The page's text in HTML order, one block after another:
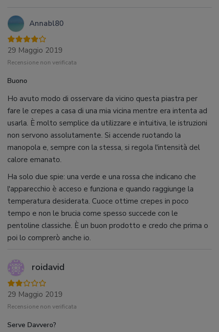
Annabl80
29 Maggio 2019
Recensione non verificata
Buono
Ho avuto modo di osservare da vicino questa piastra per
fare le crepes a casa di una mia vicina mentre era intenta ad
usarla. È molto semplice da utilizzare e intuitiva, le istruzioni
non servono assolutamente. Si accende ruotando la
manopola e, sempre con la stessa, si regola l'intensità del
calore emanato.
Ha solo due spie: una verde e una rossa che indicano che
l'apparecchio è acceso e funziona e quando raggiunge la
temperatura desiderata. Cuoce ottime crepes in poco
tempo e non le brucia come spesso succede con le
pentoline classiche. È un buon prodotto e credo che prima o
poi lo comprerò anche io.
roidavid
29 Maggio 2019
Recensione non verificata
Serve Davvero?